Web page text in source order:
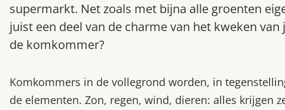
supermarkt. Net zoals met bijna alle groenten
juist een deel van de charme van het kweken
de komkommer?
Komkommers in de vollegrond worden, in
de elementen. Zon, regen, wind, dieren: alles krijgen